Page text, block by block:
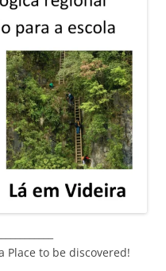
Place to be discovered!